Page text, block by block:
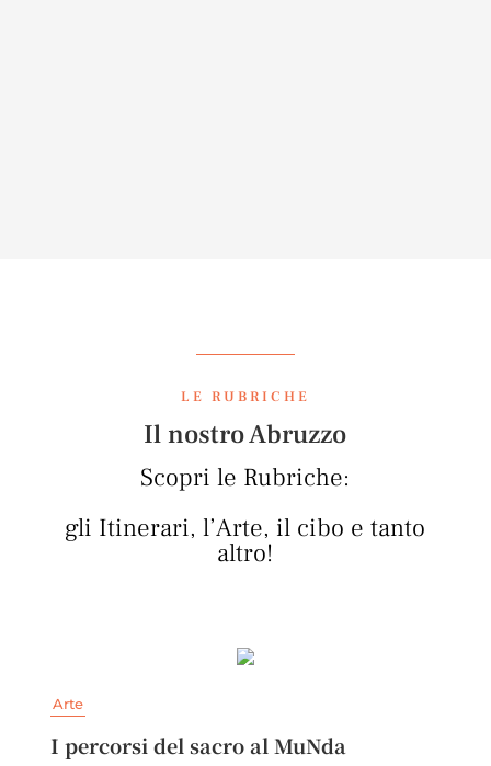
LE RUBRICHE
Il nostro Abruzzo
Scopri le Rubriche:
gli Itinerari, l’Arte, il cibo e tanto
altro!
Arte
I percorsi del sacro al MuNda